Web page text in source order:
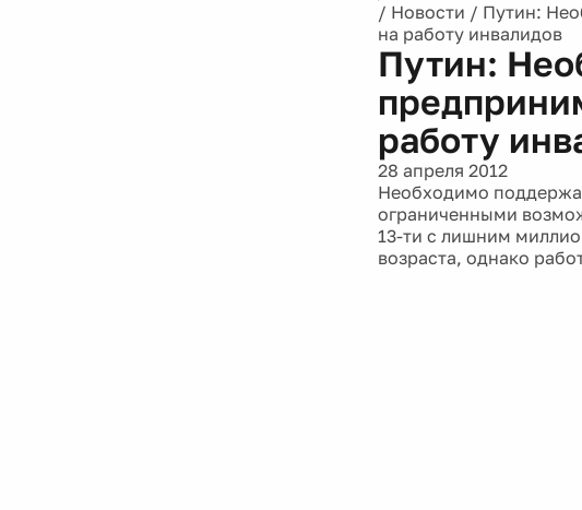
/ Новости / Путин:
на работу инвалидов
Путин:
работу
28 апреля 2012
Необходимо
ограниченными
13-ти с лишним
возраста, однако